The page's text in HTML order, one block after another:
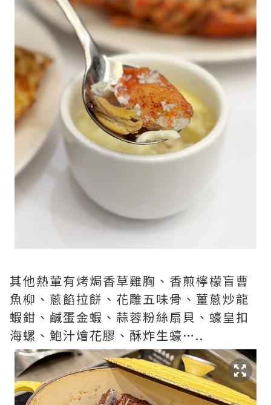
其他熱葷有烤焗香草雞胸、香煎檸檬盲曹
魚柳、蔥餡拉餅、花雕五味骨、薑蔥炒龍
蝦鉗、鹹蛋金蝦、蒜蓉粉絲扇貝、蠔皇扣
海螺、鮑汁燴花膠、酥炸生蠔…..